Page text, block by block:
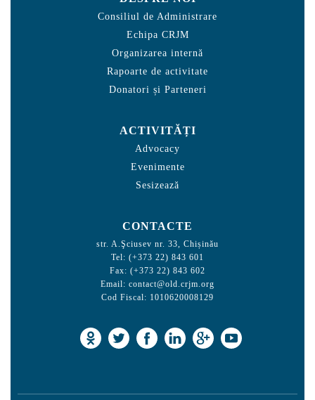
Consiliul de Administrare
Echipa CRJM
Organizarea internă
Rapoarte de activitate
Donatori și Parteneri
ACTIVITĂȚI
Advocacy
Evenimente
Sesizează
CONTACTE
str. A.Şciusev nr. 33, Chișinău
Tel: (+373 22) 843 601
Fax: (+373 22) 843 602
Email: contact@old.crjm.org
Cod Fiscal: 1010620008129